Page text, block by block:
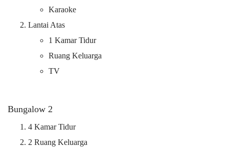
Karaoke
Lantai Atas
1 Kamar Tidur
Ruang Keluarga
TV
Bungalow 2
4 Kamar Tidur
2 Ruang Keluarga